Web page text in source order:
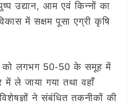
उद्यान, आम एवं किन्नों का
में सक्षम पूसा एग्री कृषि
को लगभग 50-50 के समूह में
ले जाया गया तथा वहाँ
ने संबंधित तकनीकों की